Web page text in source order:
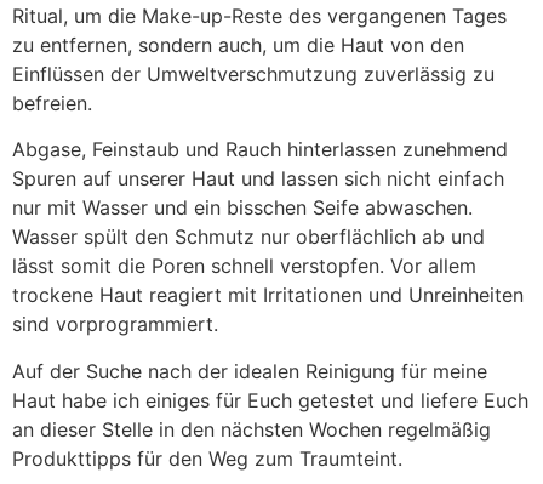
Ritual, um die Make-up-Reste des vergangenen Tages
zu entfernen, sondern auch, um die Haut von den
Einflüssen der Umweltverschmutzung zuverlässig zu
befreien.
Abgase, Feinstaub und Rauch hinterlassen zunehmend
Spuren auf unserer Haut und lassen sich nicht einfach
nur mit Wasser und ein bisschen Seife abwaschen.
Wasser spült den Schmutz nur oberflächlich ab und
lässt somit die Poren schnell verstopfen. Vor allem
trockene Haut reagiert mit Irritationen und Unreinheiten
sind vorprogrammiert.
Auf der Suche nach der idealen Reinigung für meine
Haut habe ich einiges für Euch getestet und liefere Euch
an dieser Stelle in den nächsten Wochen regelmäßig
Produkttipps für den Weg zum Traumteint.